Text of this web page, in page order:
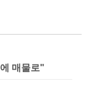
매물로"